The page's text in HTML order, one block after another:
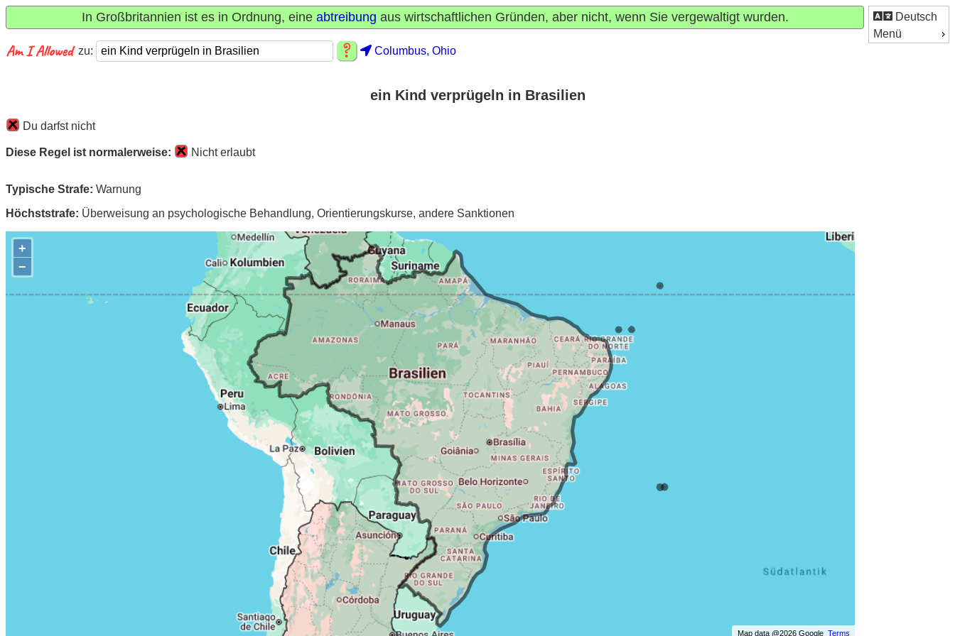
Deutsch
Menü
In Großbritannien ist es in Ordnung, eine abtreibung aus wirtschaftlichen Gründen, aber nicht, wenn Sie vergewaltigt wurden.
zu: Columbus, Ohio
ein Kind verprügeln in Brasilien
Du darfst nicht
Diese Regel ist normalerweise: Nicht erlaubt
Typische Strafe: Warnung
Höchststrafe: Überweisung an psychologische Behandlung, Orientierungskurse, andere Sanktionen
+
−
Map data @2026 Google Terms